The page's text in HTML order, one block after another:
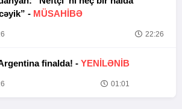
- MÜSAHİBƏ
22:26
finalda! - YENİLƏNİB
01:01